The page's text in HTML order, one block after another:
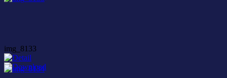
img_8133